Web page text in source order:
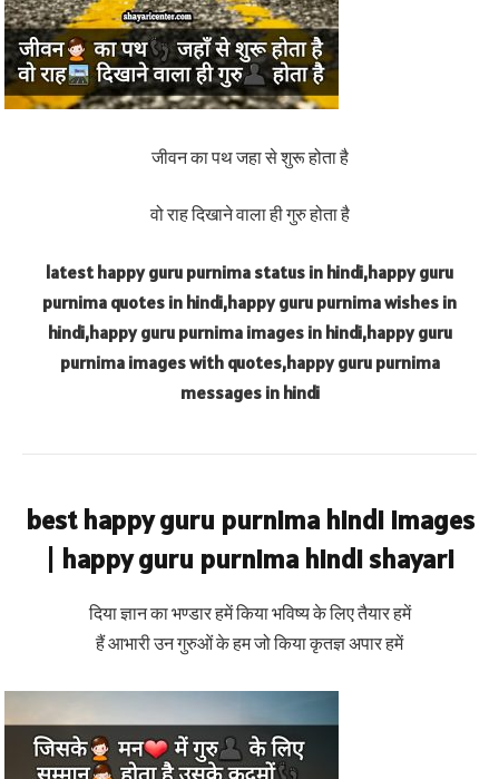
जीवन का पथ जहा से शुरू होता है
वो राह दिखाने वाला ही गुरु होता है
latest happy guru purnima status in hindi,happy guru
purnima quotes in hindi,happy guru purnima wishes in
hindi,happy guru purnima images in hindi,happy guru
purnima images with quotes,happy guru purnima
messages in hindi
best happy guru purnima hindi images
| happy guru purnima hindi shayari
दिया ज्ञान का भण्डार हमें किया भविष्य के लिए तैयार हमें
हैं आभारी उन गुरुओं के हम जो किया कृतज्ञ अपार हमें